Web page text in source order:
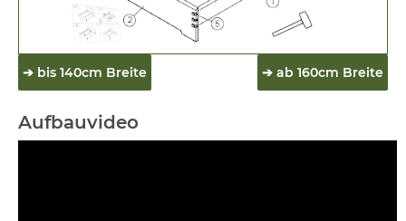
➔ bis 140cm Breite ➔ ab 160cm Breite
Aufbauvideo